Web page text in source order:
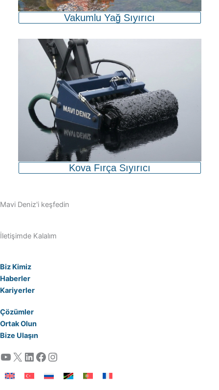
Vakumlu Yağ Sıyırıcı
Kova Fırça Sıyırıcı
Mavi Deniz'i keşfedin
İletişimde Kalalım
Biz Kimiz
Haberler
Kariyerler
Çözümler
Ortak Olun
Bize Ulaşın
YouTube X LinkedIn Facebook Instagram